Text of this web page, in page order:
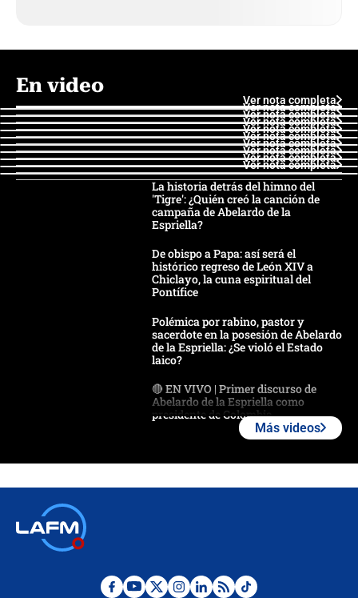
En video
Ver nota completa
Ver nota completa
Ver nota completa
Ver nota completa
Ver nota completa
Ver nota completa
Ver nota completa
Ver nota completa
Ver nota completa
Ver nota completa
La historia detrás del himno del
'Tigre': ¿Quién creó la canción de
campaña de Abelardo de la
Espriella?
De obispo a Papa: así será el
histórico regreso de León XIV a
Chiclayo, la cuna espiritual del
Pontífice
Polémica por rabino, pastor y
sacerdote en la posesión de Abelardo
de la Espriella: ¿Se violó el Estado
laico?
🔴 EN VIVO | Primer discurso de
Abelardo de la Espriella como
presidente de Colombia
Desde dermatitis hasta infecciones:
Más videos